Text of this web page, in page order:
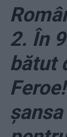
2. În
bătut